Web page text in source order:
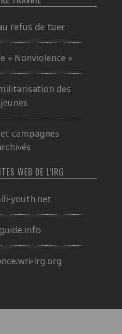
refus de tuer
« Nonviolence »
des
jeunes
campagnes
WEB DE L'IRG
youth.net
irg.org